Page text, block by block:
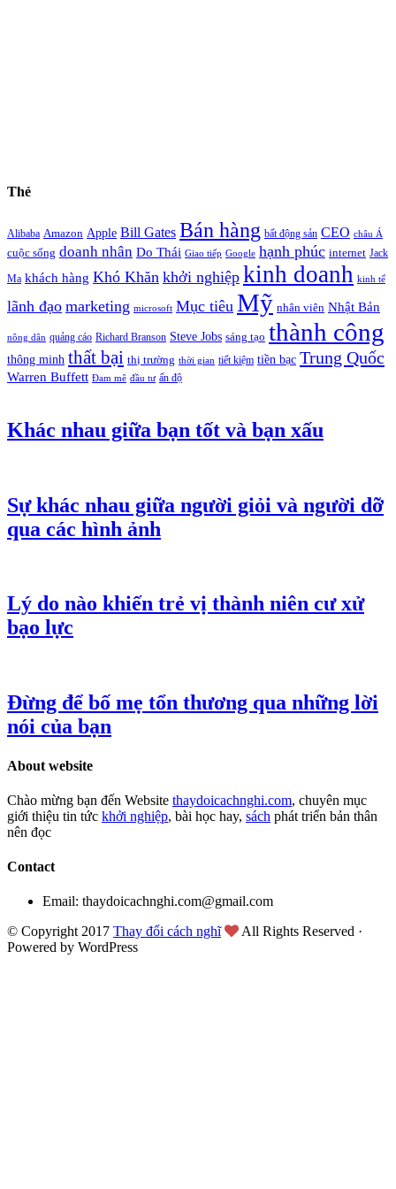
Thẻ
Alibaba Amazon Apple Bill Gates Bán hàng bất động sản CEO châu Á
cuộc sống doanh nhân Do Thái Giao tiếp Google hạnh phúc internet Jack
Ma khách hàng Khó Khăn khởi nghiệp kinh doanh kinh tế
lãnh đạo marketing microsoft Mục tiêu Mỹ nhân viên Nhật Bản
nông dân quảng cáo Richard Branson Steve Jobs sáng tạo thành công
thông minh thất bại thị trường thời gian tiết kiệm tiền bạc Trung Quốc
Warren Buffett Đam mê đầu tư ấn độ
Khác nhau giữa bạn tốt và bạn xấu
Sự khác nhau giữa người giỏi và người dỡ
qua các hình ảnh
Lý do nào khiến trẻ vị thành niên cư xử
bạo lực
Đừng để bố mẹ tổn thương qua những lời
nói của bạn
About website
Chào mừng bạn đến Website thaydoicachnghi.com, chuyên mục
giới thiệu tin tức khởi nghiệp, bài học hay, sách phát triển bản thân
nên đọc
Contact
Email: thaydoicachnghi.com@gmail.com
© Copyright 2017 Thay đổi cách nghĩ
All Rights Reserved ·
Powered by WordPress